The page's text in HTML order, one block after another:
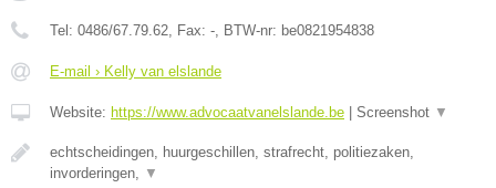
Tel: 0486/67.79.62, Fax: -, BTW-nr: be0821954838
E-mail › Kelly van elslande
Website: https://www.advocaatvanelslande.be Screenshot ▼
echtscheidingen, huurgeschillen, strafrecht, politiezaken,
invorderingen, ▼